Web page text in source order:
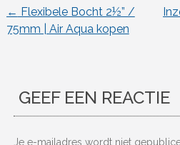
Berichtnavigatie
← Flexibele Bocht 2½” /
75mm | Air Aqua kopen
GEEF EEN REACTIE
Je e-mailadres wordt niet